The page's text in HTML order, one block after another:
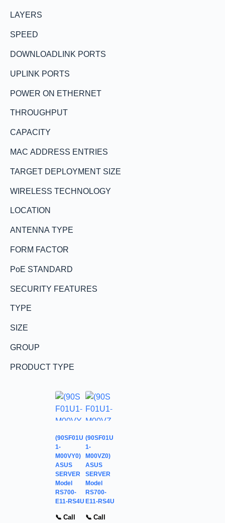
LAYERS
SPEED
DOWNLOADLINK PORTS
UPLINK PORTS
POWER ON ETHERNET
THROUGHPUT
CAPACITY
MAC ADDRESS ENTRIES
TARGET DEPLOYMENT SIZE
WIRELESS TECHNOLOGY
LOCATION
ANTENNA TYPE
FORM FACTOR
PoE STANDARD
SECURITY FEATURES
TYPE
SIZE
GROUP
PRODUCT TYPE
(90SF01U
1-
M00VY0)
ASUS
SERVER
Model
RS700-
E11-RS4U
📞 Call
(90SF01U
1-
M00VZ0)
ASUS
SERVER
Model
RS700-
E11-RS4U
📞 Call